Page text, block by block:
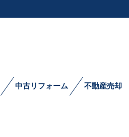
中古リフォーム 不動産売却